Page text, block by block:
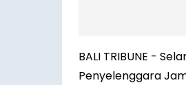
BALI TRIBUNE -
Penyelenggara